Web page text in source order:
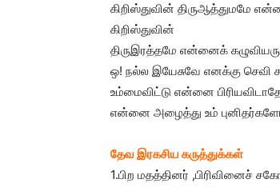
கிறிஸ்துவின் திருஆத்துமமே
கிறிஸ்துவின்
திருஇரத்தமே என்னைக்
ஒ! நல்ல இயேசுவே எனக்கு செவி
உம்மைவிட்டு என்னை
என்னை அழைத்து உம்
தேவ இரகசிய கருத்துக்கள்
1.பிற மதத்தினர் ,பிரிவினைச்